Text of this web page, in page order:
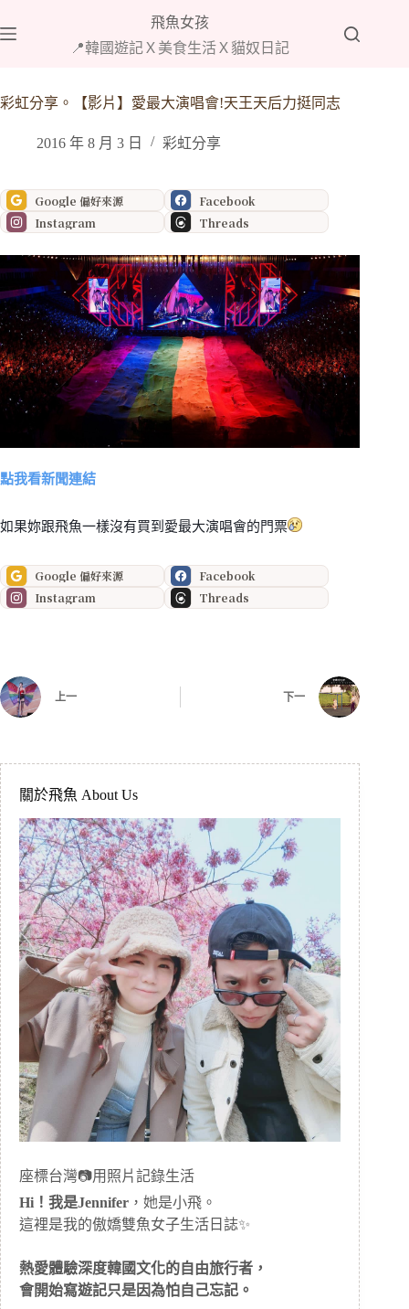
至
內
飛魚女孩
📍韓國遊記Ｘ美食生活Ｘ貓奴日記
彩虹分享。【影片】愛最大演唱會!天王天后力挺同志
2016 年 8 月 3 日 彩虹分享
Google 偏好來源
Facebook
Instagram
Threads
點我看新聞連結
如果妳跟飛魚一樣沒有買到愛最大演唱會的門票
Google 偏好來源
Facebook
Instagram
Threads
上一 下一
關於飛魚 About Us
座標台灣📷用照片記錄生活
Hi！我是Jennifer ，她是小飛。
這裡是我的傲嬌雙魚女子生活日誌✨
熱愛體驗深度韓國文化的自由旅行者，
會開始寫遊記只是因為怕自己忘記。